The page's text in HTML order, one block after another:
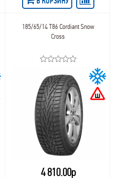
185/65/14 T86 Cordiant Snow
Cross
4 810.00р